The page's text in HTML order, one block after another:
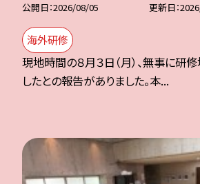
公開日 2026/08/05 更新日
海外研修
現地時間の８月３日（月）、無事に研
したとの報告がありました。本...